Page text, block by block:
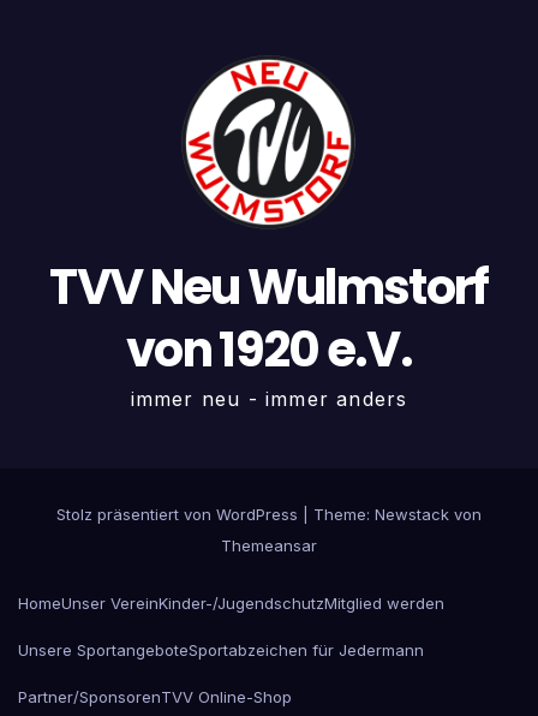
TVV Neu Wulmstorf
von 1920 e.V.
immer neu - immer anders
Stolz präsentiert von WordPress Theme: Newstack von
Themeansar
HomeUnser VereinKinder-/JugendschutzMitglied werden
Unsere SportangeboteSportabzeichen für Jedermann
Partner/SponsorenTVV Online-Shop